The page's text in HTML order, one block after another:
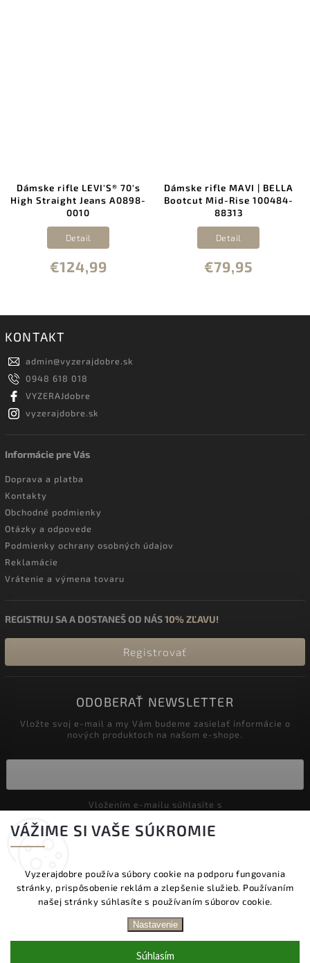
VÁŽIME SI VAŠE SÚKROMIE
Vyzerajdobre používa súbory cookie na podporu fungovania
stránky, prispôsobenie reklám a zlepšenie služieb. Používaním
našej stránky súhlasíte s používaním súborov cookie.
Nastavenie
Súhlasím
DOPRAVA ZADARMO NAD 60 € | DODANIE V
PRACOVNÝCH DŇOCH DO 24 HOD. | BEZPLATNÁ
VÝMENA TOVARU | ZĽAVA 10 % NA PRVÝ NÁKUP
Dámske rifle LEVI'S® 70's
High Straight Jeans A0898-
0010
€124,99
Detail
Dámske rifle MAVI | BELLA
Bootcut Mid-Rise 100484-
88313
€79,95
Detail
KONTAKT
admin@vyzerajdobre.sk
0948 618 018
VYZERAJdobre
vyzerajdobre.sk
Informácie pre Vás
Doprava a platba
Kontakty
Obchodné podmienky
Otázky a odpovede
Podmienky ochrany osobných údajov
Reklamácie
Vrátenie a výmena tovaru
REGISTRUJ SA A DOSTANEŠ OD NÁS10% ZĽAVU!
Registrovať
ODOBERAŤ NEWSLETTER
Vložte svoj e-mail a my Vám budeme zasielať informácie o
nových produktoch na našom e-shope.
Copyright 2026Vyzeraj dobre. Všetky práva vyhradené.
Upraviť nastavenie cookies
Shoptet| DesignShoptak.cz.